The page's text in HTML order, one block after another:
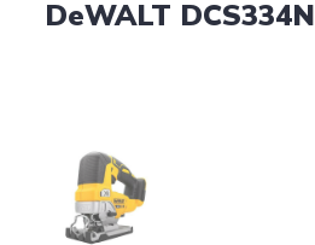
DeWALT DCS334N